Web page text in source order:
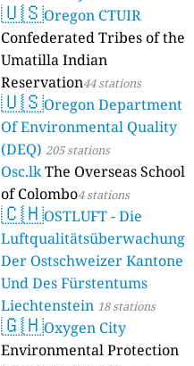
🇺🇸Oregon CTUIR
Confederated Tribes of the
Umatilla Indian
Reservation44 stations
🇺🇸Oregon Department
Of Environmental Quality
(DEQ) 205 stations
Osc.lkThe Overseas School
of Colombo4 stations
🇨🇭OSTLUFT - Die
Luftqualitätsüberwachung
Der Ostschweizer Kantone
Und Des Fürstentums
Liechtenstein 18 stations
🇬🇭Oxygen City
Environmental Protection